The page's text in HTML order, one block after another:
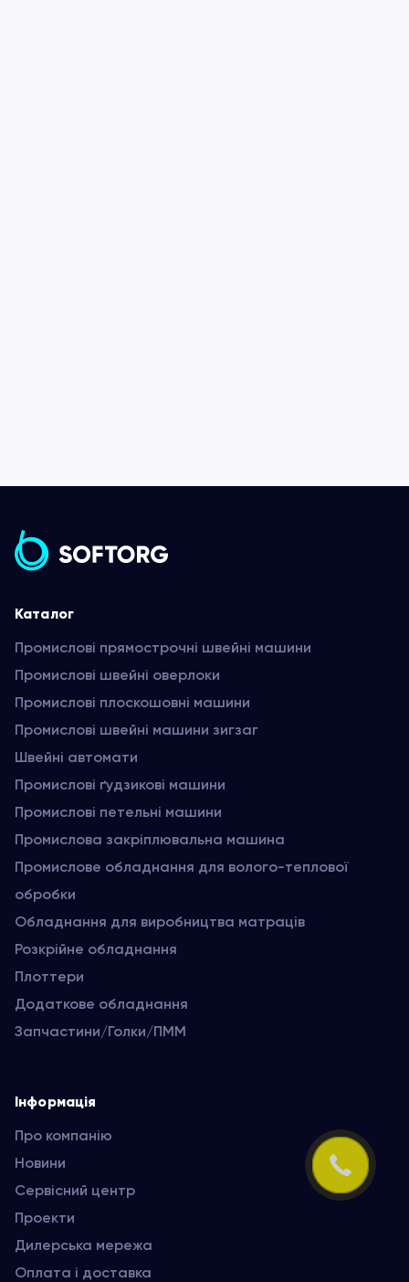
Каталог
Промислові прямострочні швейні машини
Промислові швейні оверлоки
Промислові плоскошовні машини
Промислові швейні машини зигзаг
Швейні автомати
Промислові ґудзикові машини
Промислові петельні машини
Промислова закріплювальна машина
Промислове обладнання для волого-теплової
обробки
Обладнання для виробництва матраців
Розкрійне обладнання
Плоттери
Додаткове обладнання
Запчастини/Голки/ПММ
Інформація
Про компанію
Новини
Сервісний центр
Проекти
Дилерська мережа
Оплата і доставка